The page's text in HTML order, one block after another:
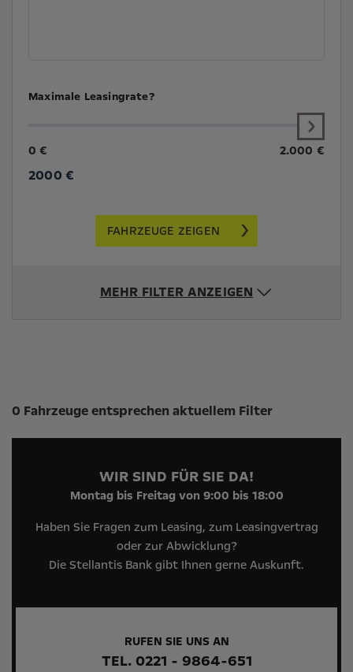
Maximale Leasingrate?
0 € 2.000 €
2000 €
FAHRZEUGE ZEIGEN
MEHR FILTER ANZEIGEN
Suchergebnisse
0 Fahrzeuge entsprechen aktuellem Filter
WIR SIND FÜR SIE DA!
Montag bis Freitag von 9:00 bis 18:00
Haben Sie Fragen zum Leasing, zum Leasingvertrag
oder zur Abwicklung?
Die Stellantis Bank gibt Ihnen gerne Auskunft.
RUFEN SIE UNS AN
TEL. 0221 - 9864-651